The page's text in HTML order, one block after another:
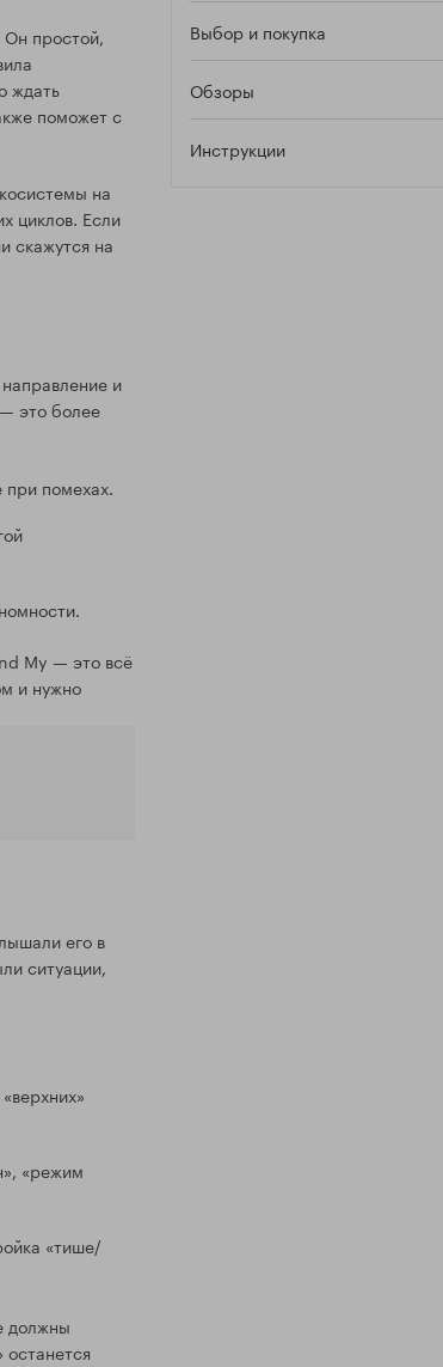
Он простой,
ждать
поможет с
на
циклов. Если
скажутся на
и
это более
при помехах.
My — это всё
и нужно
его в
ситуации,
«режим
«тише/
должны
Выбор и покупка
Обзоры
Инструкции